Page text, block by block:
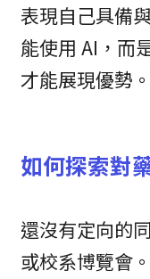
表現自己具備
能使用 AI，而
才能展現優勢。
如何探索對
還沒有定向的
或校系博覽會